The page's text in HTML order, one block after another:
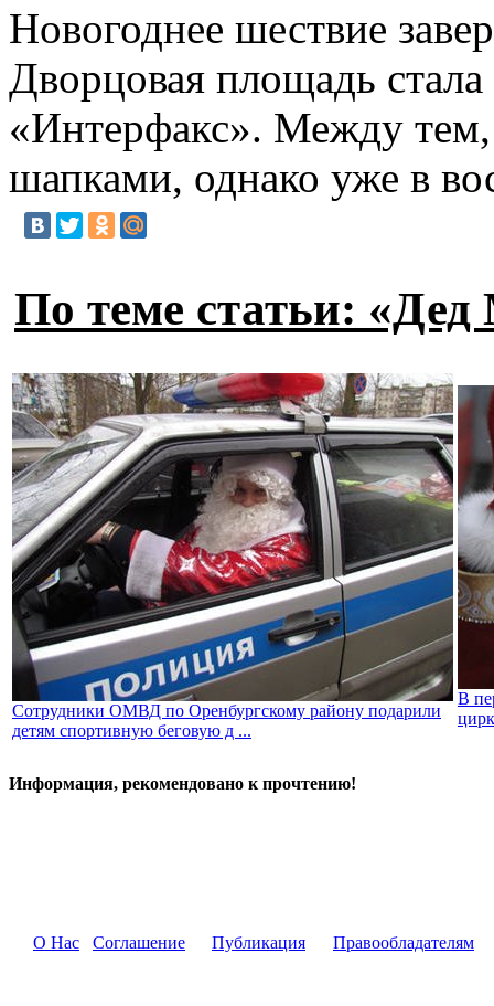
Новогоднее шествие
Дворцовая площадь стала
«Интерфакс». Между тем,
шапками, однако уже в
По теме статьи: «Дед
Сотрудники ОМВД по Оренбургскому району подарили
детям спортивную беговую д ...
В
Информация, рекомендовано к прочтению!
О Нас Соглашение Публикация Правообладателям